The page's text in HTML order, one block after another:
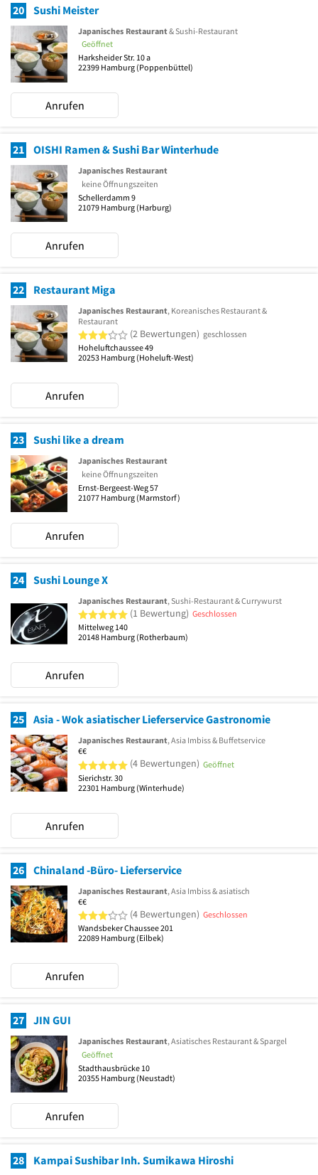
20 Sushi Meister
Japanisches Restaurant& Sushi-Restaurant
Geöffnet
Harksheider Str. 10 a
22399 Hamburg (Poppenbüttel)
Anrufen
21 OISHI Ramen & Sushi Bar Winterhude
Japanisches Restaurant
keine Öffnungszeiten
Schellerdamm 9
21079 Hamburg (Harburg)
Anrufen
22 Restaurant Miga
Japanisches Restaurant, Koreanisches Restaurant &
Restaurant
3 von 5 Sternen
(2 Bewertungen) geschlossen
Hoheluftchaussee 49
20253 Hamburg (Hoheluft-West)
Anrufen
23 Sushi like a dream
Japanisches Restaurant
keine Öffnungszeiten
Ernst-Bergeest-Weg 57
21077 Hamburg (Marmstorf)
Anrufen
24 Sushi Lounge X
Japanisches Restaurant, Sushi-Restaurant & Currywurst
5 von 5 Sternen
(1 Bewertung) Geschlossen
Mittelweg 140
20148 Hamburg (Rotherbaum)
Anrufen
25 Asia - Wok asiatischer Lieferservice Gastronomie
Japanisches Restaurant, Asia Imbiss & Buffetservice
€€
5 von 5 Sternen
(4 Bewertungen) Geöffnet
Sierichstr. 30
22301 Hamburg (Winterhude)
Anrufen
26 Chinaland -Büro- Lieferservice
Japanisches Restaurant, Asia Imbiss & asiatisch
€€
3 von 5 Sternen
(4 Bewertungen) Geschlossen
Wandsbeker Chaussee 201
22089 Hamburg (Eilbek)
Anrufen
27 JIN GUI
Japanisches Restaurant, Asiatisches Restaurant & Spargel
Geöffnet
Stadthausbrücke 10
20355 Hamburg (Neustadt)
Anrufen
28 Kampai Sushibar Inh. Sumikawa Hiroshi